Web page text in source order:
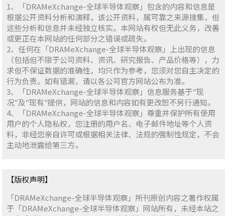
1、「DRAMeXchange-全球半导体观察」包含的内容和信息是
根据公开资料分析和演释，该公开资料，属可靠之来源搜集，但
这些分析和信息并未经独立核实。本网站有权但无此义务，改善
或更正在本网站的任何部分之错误或疏失。
2、任何在「DRAMeXchange-全球半导体观察」上出现的信息
（包括但不限于公司资料、资讯、研究报告、产品价格等），力
求但不保证数据的准确性，均只作为参考，您须对您自主决定的
行为负责。如有错漏，请以各公司官方网站公布为准。
3、「DRAMeXchange-全球半导体观察」信息服务基于"现
况"及"现有"提供，网站的信息和内容如有更改恕不另行通知。
4、「DRAMeXchange-全球半导体观察」尊重并保护所有使用
用户的个人隐私权，您注册的用户名、电子邮件地址等个人资
料，非经您亲自许可或根据相关法律、法规的强制性规定，不会
主动地泄露给第三方。
【版权声明】
「DRAMeXchange-全球半导体观察」所刊原创内容之著作权属
于「DRAMeXchange-全球半导体观察」网站所有，未经本站之